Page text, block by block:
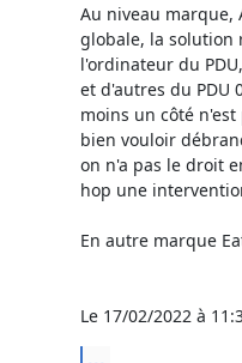
Au niveau marque,
globale, la solution
l'ordinateur du
et d'autres du PDU
moins un côté
bien vouloir
on n'a pas le droit
hop une
En autre marque
Le 17/02/2022 à